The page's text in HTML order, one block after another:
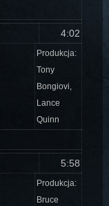
4:02
Produkcja:
Tony
Bongiovi,
Lance
Quinn
5:58
Produkcja:
Bruce